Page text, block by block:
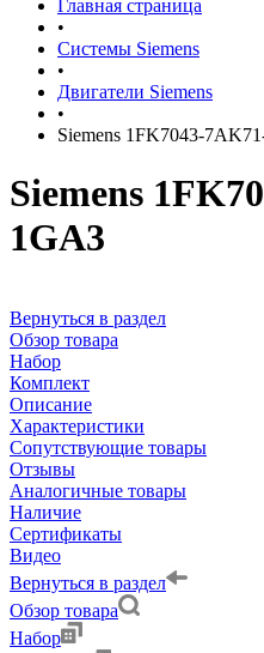
Главная страница
•
Системы Siemens
•
Двигатели Siemens
•
Siemens 1FK7043-
Siemens
1GA3
Вернуться в раздел
Обзор товара
Набор
Комплект
Описание
Характеристики
Сопутствующие товары
Отзывы
Аналогичные товары
Наличие
Сертификаты
Видео
Вернуться в раздел
Обзор товара
Набор